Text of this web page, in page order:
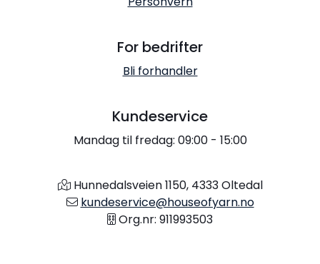
For bedrifter
Bli forhandler
Kundeservice
Mandag til fredag: 09:00 - 15:00
Hunnedalsveien 1150, 4333 Oltedal
kundeservice@houseofyarn.no
Org.nr: 911993503